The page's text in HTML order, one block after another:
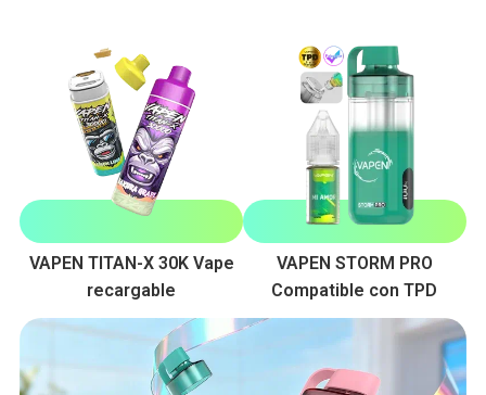
VAPEN TITAN-X 30K Vape
recargable
VAPEN STORM PRO
Compatible con TPD